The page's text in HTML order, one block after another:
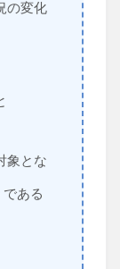
の変化
象とな
ある